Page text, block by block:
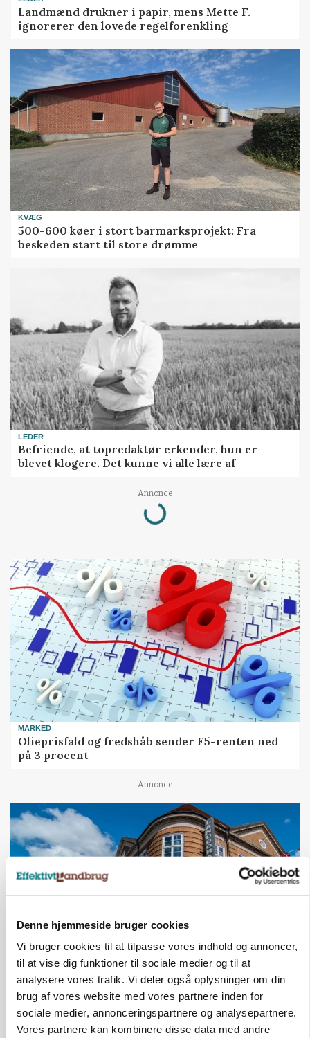
Denne hjemmeside bruger cookies
Vi bruger cookies til at tilpasse vores indhold og annoncer,
til at vise dig funktioner til sociale medier og til at
analysere vores trafik. Vi deler også oplysninger om din
brug af vores website med vores partnere inden for
sociale medier, annonceringspartnere og analysepartnere.
Vores partnere kan kombinere disse data med andre
Landmænd drukner i papir, mens Mette F.
ignorerer den lovede regelforenkling
KVÆG
500-600 køer i stort barmarksprojekt: Fra
beskeden start til store drømme
LEDER
Befriende, at topredaktør erkender, hun er
blevet klogere. Det kunne vi alle lære af
Annonce
Loading...
MARKED
Olieprisfald og fredshåb sender F5-renten ned
på 3 procent
Annonce
Lave grisepriser og nye regler øger landbobanks
forsigtighed
Annonce